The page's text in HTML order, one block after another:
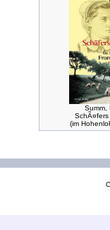
Summ,
SchÃ¤fers
(im